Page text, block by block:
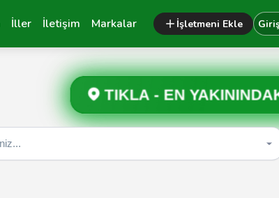
İller İletişim Markalar İşletmeni Ekle
TIKLA -EN